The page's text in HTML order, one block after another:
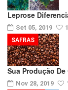
Leprose
Set 05, 2019
Sua Produção
Nov 28, 2019
SAFRAS